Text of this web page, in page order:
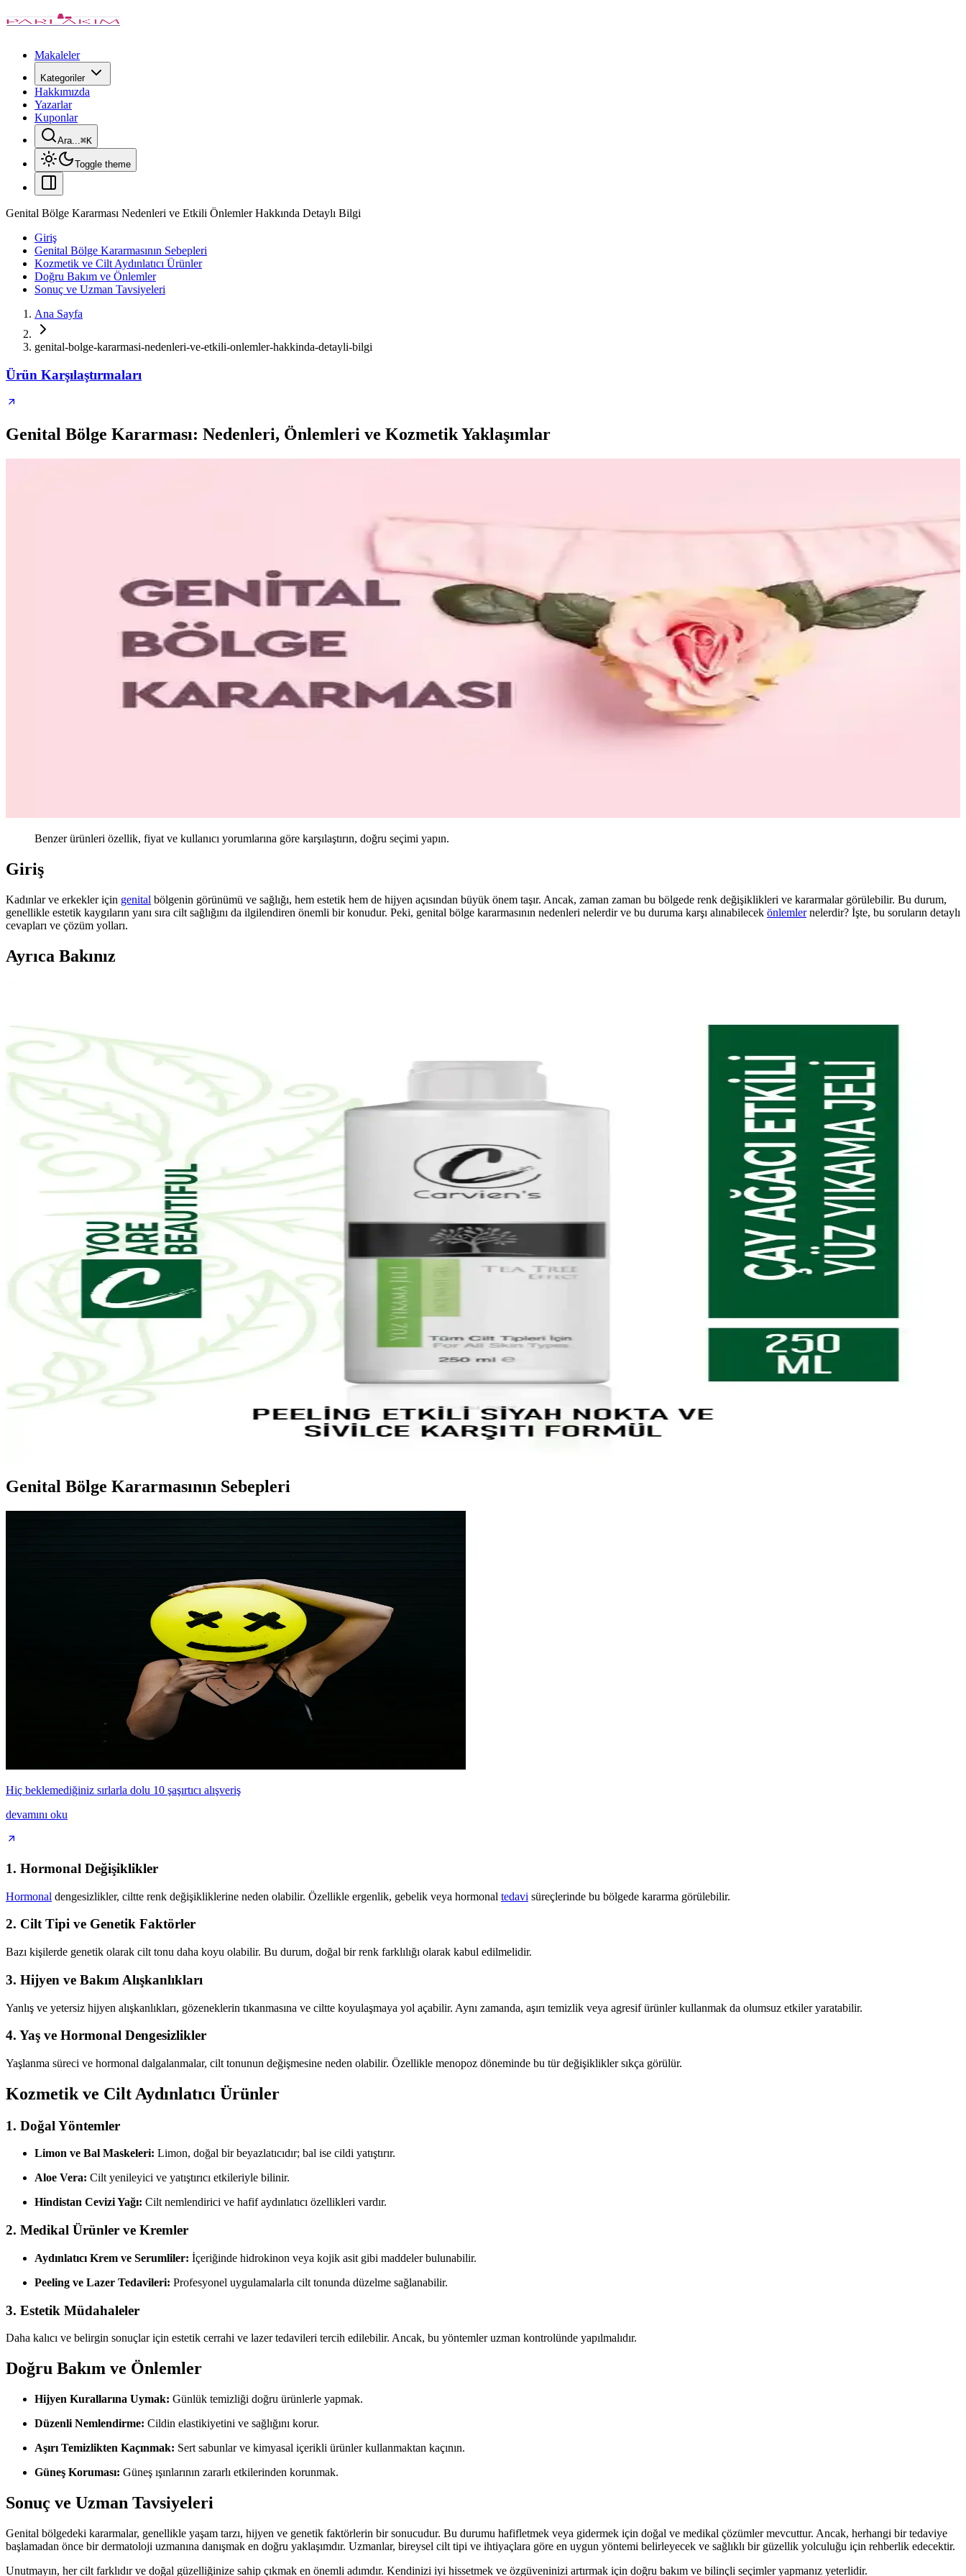
Makaleler
Kategoriler
Hakkımızda
Yazarlar
Kuponlar
Ara...⌘K
Toggle theme
Genital Bölge Kararması Nedenleri ve Etkili Önlemler Hakkında Detaylı Bilgi
Giriş
Genital Bölge Kararmasının Sebepleri
Kozmetik ve Cilt Aydınlatıcı Ürünler
Doğru Bakım ve Önlemler
Sonuç ve Uzman Tavsiyeleri
Ana Sayfa
genital-bolge-kararmasi-nedenleri-ve-etkili-onlemler-hakkinda-detayli-bilgi
Ürün Karşılaştırmaları
Genital Bölge Kararması: Nedenleri, Önlemleri ve Kozmetik Yaklaşımlar
Benzer ürünleri özellik, fiyat ve kullanıcı yorumlarına göre karşılaştırın, doğru seçimi yapın.
Giriş
Kadınlar ve erkekler için genital bölgenin görünümü ve sağlığı, hem estetik hem de hijyen açısından büyük önem taşır. Ancak, zaman zaman bu bölgede renk değişiklikleri ve kararmalar görülebilir. Bu durum,
genellikle estetik kaygıların yanı sıra cilt sağlığını da ilgilendiren önemli bir konudur. Peki, genital bölge kararmasının nedenleri nelerdir ve bu duruma karşı alınabilecek önlemlernelerdir? İşte, bu soruların detaylı
cevapları ve çözüm yolları.
Ayrıca Bakınız
Doa Hyaluronic Acid & Vitamin C Serum, yoğun nem ve parlaklık sağlar, hassas ciltlere uygun, parfümsüz ve çevre dostu formülüyle cilt bakımında etkili bir seçenek sunar.
The Purest Solutions Karma Ciltler İçin Aydınlatıcı ve Yenileyici Bakım Seti İncelemesi
The Purest Solutions karma ciltler için aydınlatıcı ve yenileyici bakım seti, doğal içerikleriyle cilt tonunu eşitler, gözenekleri sıkılaştırır ve parlaklık kazandırır. Düzenli kullanımda gözle görülür farklar sağlar.
NIVEA Expert Filler Yoğun Yaşlanma Karşıtı Gündüz Bakım Kremi İncelemesi ve Kullanım Yöntemleri
NIVEA Expert Filler Yoğun Yaşlanma Karşıtı Gündüz Bakım Kremi, hyaluronik asit ve SPF 30 ile cildi nemlendirir, yaşlanma belirtilerine karşı korur ve pürüzsüzleştirir, hassas ciltler için uygun ve
parfümsüzdür.
EDLIKE Saf Yağlardan Yapılan El Yapımı Adaçayı Sabunu Doğal ve Etkili Cilt Bakımı İçin Uygun Bir Seçenek
EDLIKE'in saf yağlar ve el yapımı adaçayı ile zenginleştirilmiş sabunu, cildi nazikçe temizler, nemlendirir ve ferahlatır. Hassas ciltlere uygun, doğal içerikli ve uzun süre kullanılabilen bu ürün, cilt sağlığını
W-Lab Kozmetik Madeleb Krem ve Selin Beauty CC Krem Seti: Günlük Cilt Bakımı İçin Çok Yönlü Çözüm
Madeleb Krem ve CC krem seti, cilt tipine uygun, doğal içerikli ve vegan formülüyle günlük bakımda pratik ve etkili çözümler sunar.
Yves Rocher Tropikal Hindistan Cevizi Vücut Losyonu Doğal Nemlendirici ve Besleyici Özellikler
Yves Rocher'in tropikal hindistan cevizi içeren vegan vücut losyonu, tüm cilt tipleri için uygun, doğal içeriklerle formüle edilmiştir. Hafif yapısı ve kalıcı kokusuyla cildi nemlendirir ve besler.
La Roche-Posay Lipikar Syndet AP+ Hassas ve Kuru Ciltler İçin Temizlik Jeli Ürün Özellikleri
La Roche-Posay Lipikar Syndet AP+ arındırıcı vücut yıkama jeli, hassas ve kuru ciltlere uygun, yatıştırıcı ve nemlendirici etkileriyle günlük kullanımda cilt sağlığını koruyan etkili bir temizlik ürünüdür.
Carvien's Çay Ağacı Yağlı Yüz Yıkama Jeli: Doğal ve Etkili Temizlik Ürünü Özellikleri ve Kullanımı
Genital Bölge Kararmasının Sebepleri
Hiç beklemediğiniz sırlarla dolu 10 şaşırtıcı alışveriş
devamını oku
1. Hormonal Değişiklikler
Hormonal dengesizlikler, ciltte renk değişikliklerine neden olabilir. Özellikle ergenlik, gebelik veya hormonal tedavi süreçlerinde bu bölgede kararma görülebilir.
2. Cilt Tipi ve Genetik Faktörler
Bazı kişilerde genetik olarak cilt tonu daha koyu olabilir. Bu durum, doğal bir renk farklılığı olarak kabul edilmelidir.
3. Hijyen ve Bakım Alışkanlıkları
Yanlış ve yetersiz hijyen alışkanlıkları, gözeneklerin tıkanmasına ve ciltte koyulaşmaya yol açabilir. Aynı zamanda, aşırı temizlik veya agresif ürünler kullanmak da olumsuz etkiler yaratabilir.
4. Yaş ve Hormonal Dengesizlikler
Yaşlanma süreci ve hormonal dalgalanmalar, cilt tonunun değişmesine neden olabilir. Özellikle menopoz döneminde bu tür değişiklikler sıkça görülür.
Kozmetik ve Cilt Aydınlatıcı Ürünler
1. Doğal Yöntemler
Limon ve Bal Maskeleri: Limon, doğal bir beyazlatıcıdır; bal ise cildi yatıştırır.
Aloe Vera: Cilt yenileyici ve yatıştırıcı etkileriyle bilinir.
Hindistan Cevizi Yağı: Cilt nemlendirici ve hafif aydınlatıcı özellikleri vardır.
2. Medikal Ürünler ve Kremler
Aydınlatıcı Krem ve Serumliler: İçeriğinde hidrokinon veya kojik asit gibi maddeler bulunabilir.
Peeling ve Lazer Tedavileri: Profesyonel uygulamalarla cilt tonunda düzelme sağlanabilir.
3. Estetik Müdahaleler
Daha kalıcı ve belirgin sonuçlar için estetik cerrahi ve lazer tedavileri tercih edilebilir. Ancak, bu yöntemler uzman kontrolünde yapılmalıdır.
Doğru Bakım ve Önlemler
Hijyen Kurallarına Uymak: Günlük temizliği doğru ürünlerle yapmak.
Düzenli Nemlendirme: Cildin elastikiyetini ve sağlığını korur.
Aşırı Temizlikten Kaçınmak: Sert sabunlar ve kimyasal içerikli ürünler kullanmaktan kaçının.
Güneş Koruması: Güneş ışınlarının zararlı etkilerinden korunmak.
Sonuç ve Uzman Tavsiyeleri
Genital bölgedeki kararmalar, genellikle yaşam tarzı, hijyen ve genetik faktörlerin bir sonucudur. Bu durumu hafifletmek veya gidermek için doğal ve medikal çözümler mevcuttur. Ancak, herhangi bir tedaviye
başlamadan önce bir dermatoloji uzmanına danışmak en doğru yaklaşımdır. Uzmanlar, bireysel cilt tipi ve ihtiyaçlara göre en uygun yöntemi belirleyecek ve sağlıklı bir güzellik yolculuğu için rehberlik edecektir.
Unutmayın, her cilt farklıdır ve doğal güzelliğinize sahip çıkmak en önemli adımdır. Kendinizi iyi hissetmek ve özgüveninizi artırmak için doğru bakım ve bilinçli seçimler yapmanız yeterlidir.